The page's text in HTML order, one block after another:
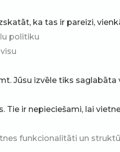
ka tas ir pareizi,
politiku
Jūsu izvēle tiks saglabāta
Tie ir nepieciešami, lai
funkcionalitāti un